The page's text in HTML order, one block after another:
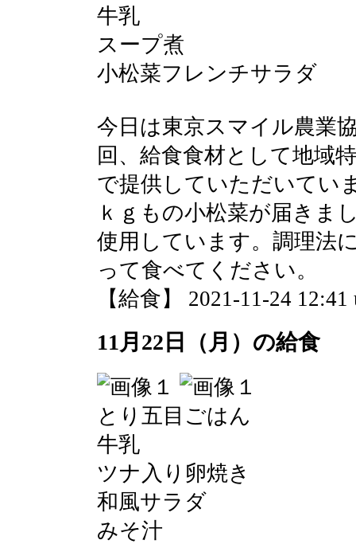
牛乳
スープ煮
小松菜フレンチサラダ
今日は東京スマイル農業
回、給食食材として地域
で提供していただいてい
ｋｇもの小松菜が届きま
使用しています。調理法
って食べてください。
【給食】 2021-11-24 12:41
11月22日（月）の給食
とり五目ごはん
牛乳
ツナ入り卵焼き
和風サラダ
みそ汁